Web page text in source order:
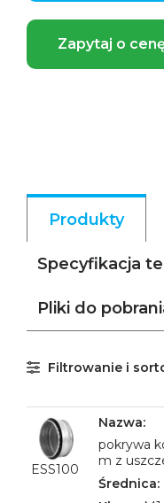
Zapytaj o
Produkty
Specyfikacja
Pliki do
Filtrowanie i
ESS100
pokrywa
m z